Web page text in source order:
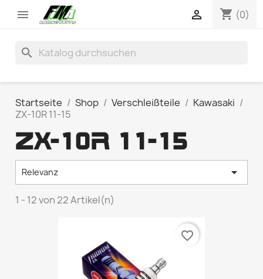
 shopping_cart (0)

search
Startseite Shop Verschleißteile
Kawasaki
ZX-10R 11-15
ZX-10R 11-15
Relevanz 
1 - 12 von 22 Artikel(n)
favorite_border